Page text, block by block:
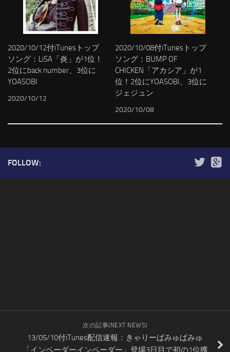
2020/10/12付iTunesトップ
ソング：LiSA「炎」が1位！
2位にback number、3位に
YOASOBI
2020/10/12
2020/10/08付iTunesトップ
ソング：BUMP OF
CHICKEN「アカシア」が1
位！2位にYOASOBI、3位に
ジェジュン
2020/10/08
FOLLOW:
次の記事(NEXT NEWS)
13/05/10付iTunes配信速報：きゃりーぱみゅぱみゅ
「インベーダーインベーダー」登場3日目で初の1位獲